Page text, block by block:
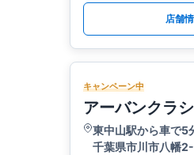
店舗
キャンペーン中
アーバンクラ
東中山駅から車で5
千葉県市川市八幡